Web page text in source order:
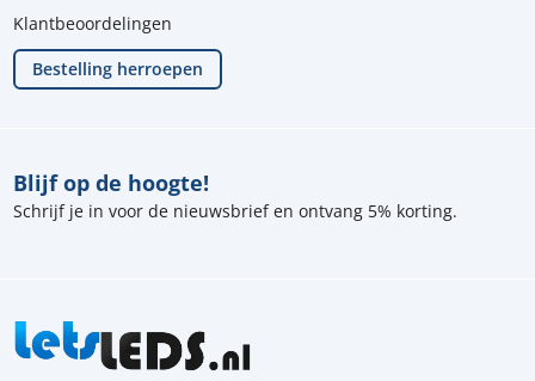
Blijf op de hoogte!
Schrijf je in voor de nieuwsbrief en ontvang 5% korting.
Klantbeoordelingen
Bestelling herroepen